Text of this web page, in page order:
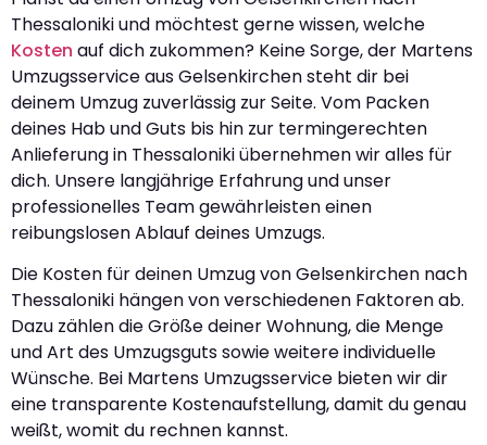
Thessaloniki und möchtest gerne wissen, welche
Kosten auf dich zukommen? Keine Sorge, der Martens
Umzugsservice aus Gelsenkirchen steht dir bei
deinem Umzug zuverlässig zur Seite. Vom Packen
deines Hab und Guts bis hin zur termingerechten
Anlieferung in Thessaloniki übernehmen wir alles für
dich. Unsere langjährige Erfahrung und unser
professionelles Team gewährleisten einen
reibungslosen Ablauf deines Umzugs.
Die Kosten für deinen Umzug von Gelsenkirchen nach
Thessaloniki hängen von verschiedenen Faktoren ab.
Dazu zählen die Größe deiner Wohnung, die Menge
und Art des Umzugsguts sowie weitere individuelle
Wünsche. Bei Martens Umzugsservice bieten wir dir
eine transparente Kostenaufstellung, damit du genau
weißt, womit du rechnen kannst.